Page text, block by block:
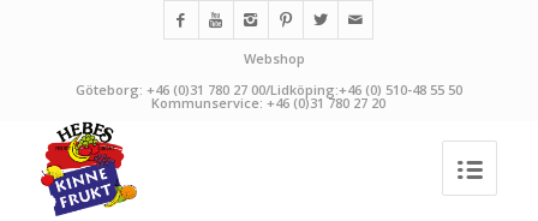
Webshop
Göteborg: +46 (0)31 780 27 00/Lidköping:+46 (0) 510-48 55 50
Kommunservice: +46 (0)31 780 27 20